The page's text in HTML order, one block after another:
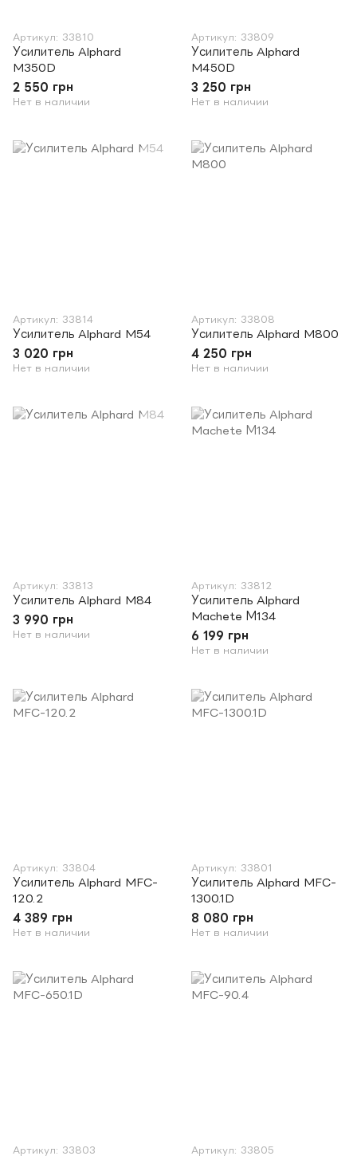
Артикул: 33810
Усилитель Alphard
M350D
2 550 грн
Нет в наличии
Артикул: 33809
Усилитель Alphard
M450D
3 250 грн
Нет в наличии
Артикул: 33814
Усилитель Alphard M54
3 020 грн
Нет в наличии
Артикул: 33808
Усилитель Alphard M800
4 250 грн
Нет в наличии
Артикул: 33813
Усилитель Alphard M84
3 990 грн
Нет в наличии
Артикул: 33812
Усилитель Alphard
Machete М134
6 199 грн
Нет в наличии
Артикул: 33804
Усилитель Alphard MFC-
120.2
4 389 грн
Нет в наличии
Артикул: 33801
Усилитель Alphard MFC-
1300.1D
8 080 грн
Нет в наличии
Артикул: 33803 Артикул: 33805